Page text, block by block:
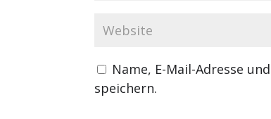
Name, E-Mail-Adresse
speichern.